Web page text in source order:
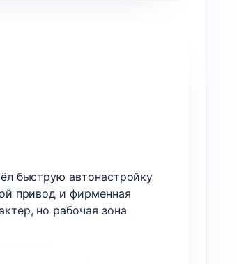
быструю автонастройку
привод и фирменная
но рабочая зона